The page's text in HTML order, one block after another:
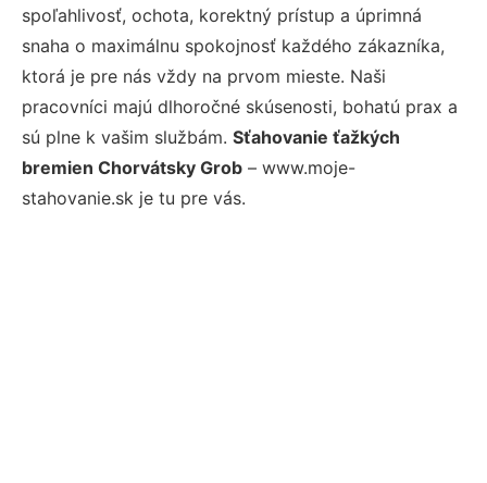
spoľahlivosť, ochota, korektný prístup a úprimná
snaha o maximálnu spokojnosť každého zákazníka,
ktorá je pre nás vždy na prvom mieste. Naši
pracovníci majú dlhoročné skúsenosti, bohatú prax a
sú plne k vašim službám. Sťahovanie ťažkých
bremien Chorvátsky Grob – www.moje-
stahovanie.sk je tu pre vás.